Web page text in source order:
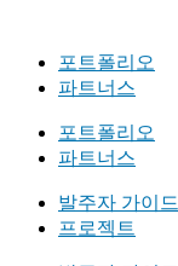
포트폴리오
파트너스
포트폴리오
파트너스
발주자 가이드
프로젝트